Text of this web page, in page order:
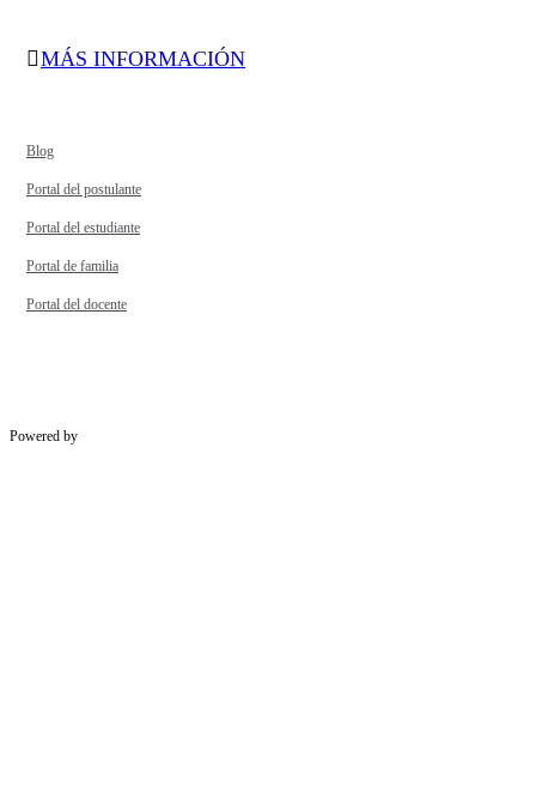
MÁS INFORMACIÓN
Blog
Portal del postulante
Portal del estudiante
Portal de familia
Portal del docente
Powered by